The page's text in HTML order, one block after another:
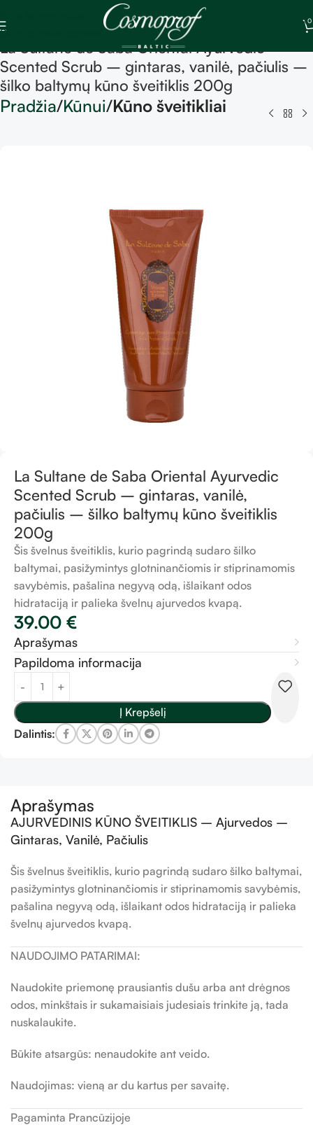
Skip to main content
0
La Sultane de Saba Oriental Ayurvedic
Scented Scrub – gintaras, vanilė, pačiulis –
šilko baltymų kūno šveitiklis 200g
Pradžia Kūnui Kūno šveitikliai
La Sultane de Saba Oriental Ayurvedic
Scented Scrub – gintaras, vanilė,
pačiulis – šilko baltymų kūno šveitiklis
200g
Šis švelnus šveitiklis, kurio pagrindą sudaro šilko
baltymai, pasižymintys glotninančiomis ir stiprinamomis
savybėmis, pašalina negyvą odą, išlaikant odos
hidrataciją ir palieka švelnų ajurvedos kvapą.
39.00 €
Aprašymas
Papildoma informacija
Į Krepšelį
Dalintis:
Aprašymas
AJURVEDINIS KŪNO ŠVEITIKLIS – Ajurvedos –
Gintaras, Vanilė, Pačiulis
Šis švelnus šveitiklis, kurio pagrindą sudaro šilko baltymai,
pasižymintys glotninančiomis ir stiprinamomis savybėmis,
pašalina negyvą odą, išlaikant odos hidrataciją ir palieka
švelnų ajurvedos kvapą.
NAUDOJIMO PATARIMAI:
Naudokite priemonę prausiantis dušu arba ant drėgnos
odos, minkštais ir sukamaisiais judesiais trinkite ją, tada
nuskalaukite.
Būkite atsargūs: nenaudokite ant veido.
Naudojimas: vieną ar du kartus per savaitę.
Pagaminta Prancūzijoje